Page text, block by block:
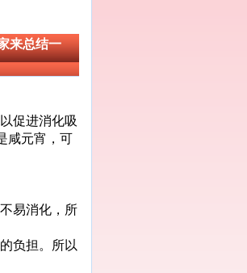
来总结一
促进消化吸
咸元宵，可
易消化，所
负担。所以